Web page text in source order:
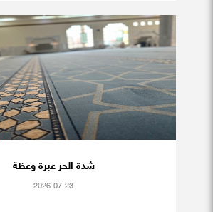
شدة الحر عبرة وعظة
2026-07-23